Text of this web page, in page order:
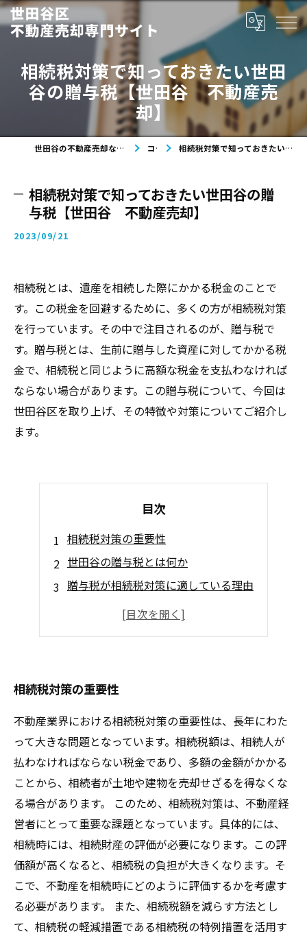
相続税対策で知っておきたい世田
谷の贈与税【世田谷 不動産売
却】
世田谷の不動産売却なら世田谷区不動産売却専門サイト コラム 相続税対策で知っておきたい世田谷の贈与税【世田谷 不動産売却】
相続税対策で知っておきたい世田谷の贈
与税【世田谷 不動産売却】
2023/09/21
相続税とは、遺産を相続した際にかかる税金のことで
す。この税金を回避するために、多くの方が相続税対策
を行っています。その中で注目されるのが、贈与税で
す。贈与税とは、生前に贈与した資産に対してかかる税
金で、相続税と同じように高額な税金を支払わなければ
ならない場合があります。この贈与税について、今回は
世田谷区を取り上げ、その特徴や対策についてご紹介し
ます。
目次
相続税対策の重要性
世田谷の贈与税とは何か
贈与税が相続税対策に適している理由
世田谷での贈与税の特徴
相続税対策の重要性
不動産業界における相続税対策の重要性は、長年にわた
って大きな問題となっています。相続税額は、相続人が
払わなければならない税金であり、多額の金額がかかる
ことから、相続者が土地や建物を売却せざるを得なくな
る場合があります。 このため、相続税対策は、不動産経
営者にとって重要な課題となっています。具体的には、
相続時には、相続財産の評価が必要になります。この評
価額が高くなると、相続税の負担が大きくなります。そ
こで、不動産を相続時にどのように評価するかを考慮す
る必要があります。 また、相続税額を減らす方法とし
て、相続税の軽減措置である相続税の特例措置を活用す